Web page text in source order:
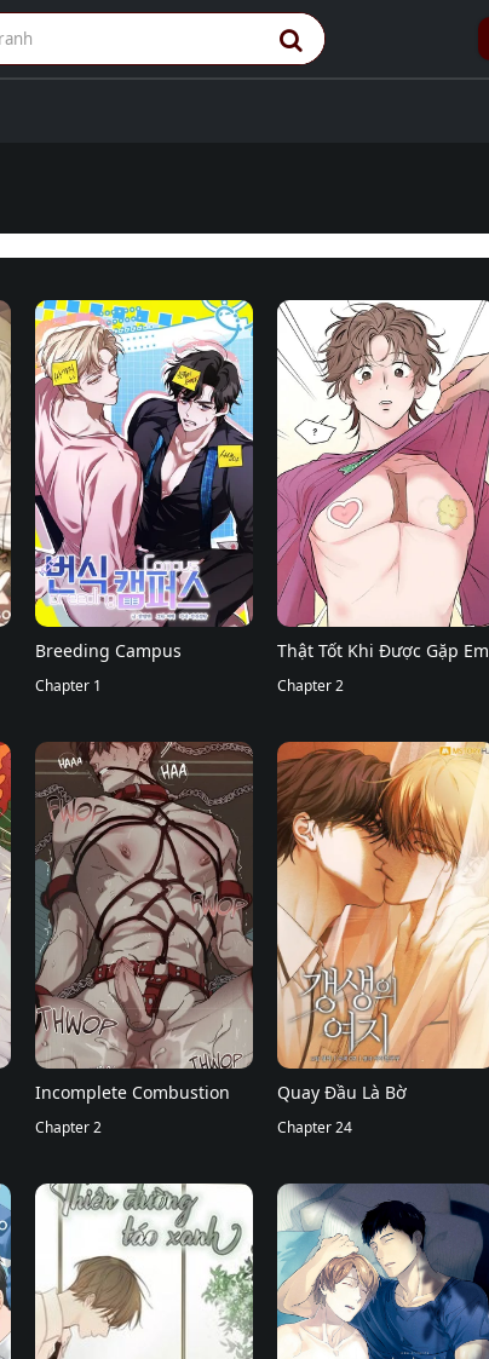
Breeding Campus
Chapter 1
Thật Tốt Khi Được Gặp Em
Chapter 2
Incomplete Combustion
Chapter 2
Quay Đầu Là Bờ
Chapter 24